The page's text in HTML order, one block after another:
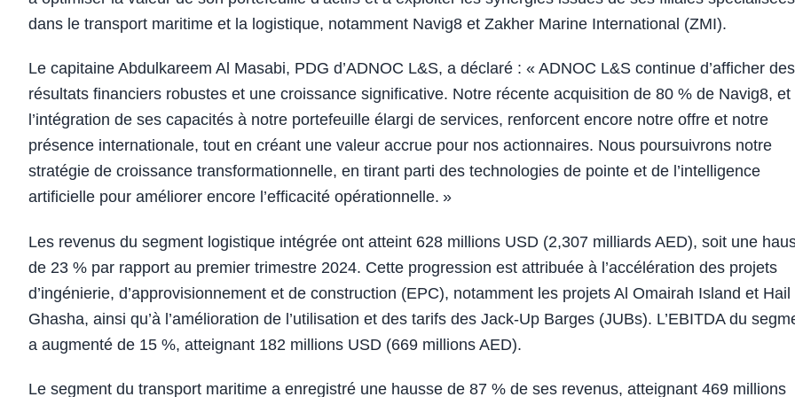
dans le transport maritime et la logistique, notamment Navig8 et Zakher Marine International (ZMI).
Le capitaine Abdulkareem Al Masabi, PDG d’ADNOC L&S, a déclaré : « ADNOC L&S continue d’afficher des
résultats financiers robustes et une croissance significative. Notre récente acquisition de 80 % de Navig8, et
l’intégration de ses capacités à notre portefeuille élargi de services, renforcent encore notre offre et notre
présence internationale, tout en créant une valeur accrue pour nos actionnaires. Nous poursuivrons notre
stratégie de croissance transformationnelle, en tirant parti des technologies de pointe et de l’intelligence
artificielle pour améliorer encore l’efficacité opérationnelle. »
Les revenus du segment logistique intégrée ont atteint 628 millions USD (2,307 milliards AED), soit une
de 23 % par rapport au premier trimestre 2024. Cette progression est attribuée à l’accélération des projets
d’ingénierie, d’approvisionnement et de construction (EPC), notamment les projets Al Omairah Island et Hail
Ghasha, ainsi qu’à l’amélioration de l’utilisation et des tarifs des Jack-Up Barges (JUBs). L’EBITDA du
a augmenté de 15 %, atteignant 182 millions USD (669 millions AED).
Le segment du transport maritime a enregistré une hausse de 87 % de ses revenus, atteignant 469 millions